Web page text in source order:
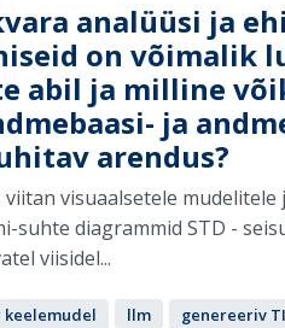
analüüsi ja
on võimalik
abil ja milline
ja
arendus?
viitan visuaalsetele
suhte diagrammid STD -
viisidel...
keelemudel llm genereeriv TI